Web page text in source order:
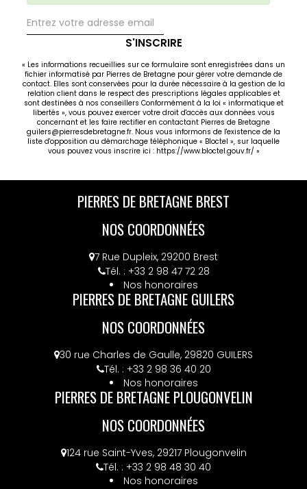
S'INSCRIRE
« Les informations recueillies sur ce formulaire sont enregistrées dans un
fichier informatisé par Pierres de Bretagne pour gérer votre demande de
contact. Elles sont conservées pour la durée nécessaire à la gestion de la
relation client dans le respect des prescriptions légales applicables et
sont destinées à nos conseillers Conformément à la loi « informatique et
libertés », vous pouvez exercer votre droit d'accès aux données vous
concernant et les faire rectifier en contactant Pierres de Bretagne
guilers@pierresdebretagne.fr. Nous vous informons de l'existence de la
liste d'opposition au démarchage téléphonique « Bloctel », sur laquelle
vous pouvez vous inscrire ici : https://www.bloctel.gouv.fr/ »
PIERRES DE BRETAGNE BREST
NOS COORDONNÉES
7 Rue Dupleix, 29200 Brest
Tél. : +33 2 98 47 72 28
Nos honoraires
PIERRES DE BRETAGNE GUILERS
NOS COORDONNÉES
30 rue Charles de Gaulle, 29820 GUILERS
Tél. : +33 2 98 36 40 20
Nos honoraires
PIERRES DE BRETAGNE PLOUGONVELIN
NOS COORDONNÉES
124 rue Saint-Yves, 29217 Plougonvelin
Tél. : +33 2 98 48 30 40
Nos honoraires